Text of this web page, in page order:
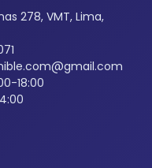
278, VMT, Lima,
18:00